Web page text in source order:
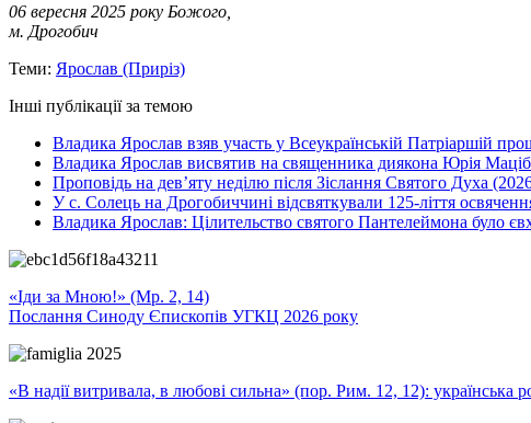
06 вересня 2025 року Божого,
м. Дрогобич
Теми: Ярослав (Приріз)
Інші публікації за темою
Владика Ярослав взяв участь у Всеукраїнській Патріаршій
Владика Ярослав висвятив на священника диякона Юрія
Проповідь на дев’яту неділю після Зіслання Святого Духа
У с. Солець на Дрогобиччині відсвяткували 125-ліття
Владика Ярослав: Цілительство святого Пантелеймона було
«Іди за Мною!» (Мр. 2, 14)
Послання Синоду Єпископів УГКЦ 2026 року
«В надії витривала, в любові сильна» (пор. Рим. 12, 12):